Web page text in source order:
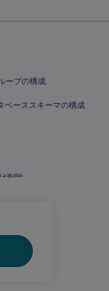
ープの構成
ベーススキーマの構成
削除